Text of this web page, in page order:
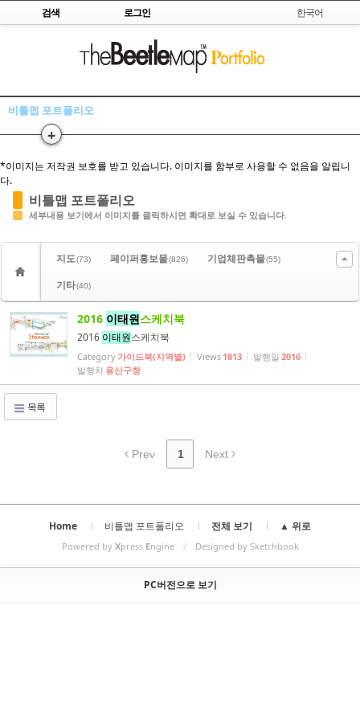
Skip to content
검색 로그인 한국어
비틀맵 포트폴리오
+
*이미지는 저작권 보호를 받고 있습니다. 이미지를 함부로 사용할 수 없음을 알립니
다.
비틀맵 포트폴리오
세부내용 보기에서 이미지를 클릭하시면 확대로 보실 수 있습니다.
지도(73) 페이퍼홍보물(826) 기업체판촉물(55)
기타(40)
2016 이태원스케치북
2016 이태원스케치북
Category 가이드북(지역별) Views 1813 발행일 2016
발행처 용산구청
목록
Prev 1 Next
Home 비틀맵 포트폴리오 전체 보기 ▲ 위로
Powered by Xpress Engine / Designed by Sketchbook
PC버전으로 보기
Sketchbook5, 스케치북5
Sketchbook5, 스케치북5